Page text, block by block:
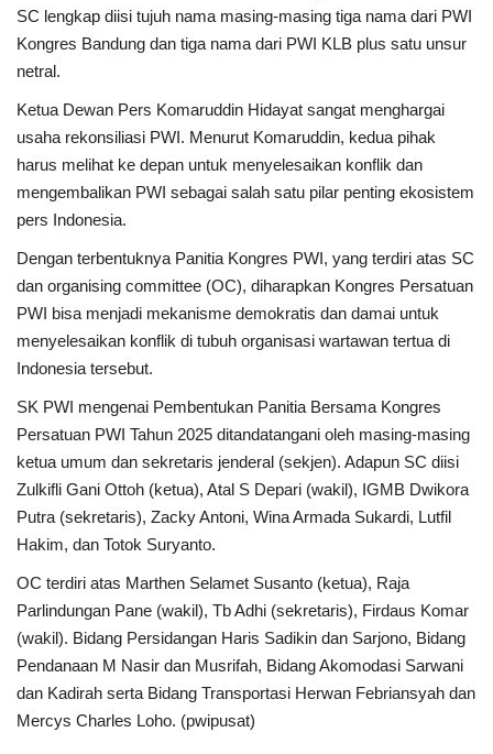
SC lengkap diisi tujuh nama masing-masing tiga nama dari PWI
Kongres Bandung dan tiga nama dari PWI KLB plus satu unsur
netral.
Ketua Dewan Pers Komaruddin Hidayat sangat menghargai
usaha rekonsiliasi PWI. Menurut Komaruddin, kedua pihak
harus melihat ke depan untuk menyelesaikan konflik dan
mengembalikan PWI sebagai salah satu pilar penting ekosistem
pers Indonesia.
Dengan terbentuknya Panitia Kongres PWI, yang terdiri atas SC
dan organising committee (OC), diharapkan Kongres Persatuan
PWI bisa menjadi mekanisme demokratis dan damai untuk
menyelesaikan konflik di tubuh organisasi wartawan tertua di
Indonesia tersebut.
SK PWI mengenai Pembentukan Panitia Bersama Kongres
Persatuan PWI Tahun 2025 ditandatangani oleh masing-masing
ketua umum dan sekretaris jenderal (sekjen). Adapun SC diisi
Zulkifli Gani Ottoh (ketua), Atal S Depari (wakil), IGMB Dwikora
Putra (sekretaris), Zacky Antoni, Wina Armada Sukardi, Lutfil
Hakim, dan Totok Suryanto.
OC terdiri atas Marthen Selamet Susanto (ketua), Raja
Parlindungan Pane (wakil), Tb Adhi (sekretaris), Firdaus Komar
(wakil). Bidang Persidangan Haris Sadikin dan Sarjono, Bidang
Pendanaan M Nasir dan Musrifah, Bidang Akomodasi Sarwani
dan Kadirah serta Bidang Transportasi Herwan Febriansyah dan
Mercys Charles Loho. (pwipusat)